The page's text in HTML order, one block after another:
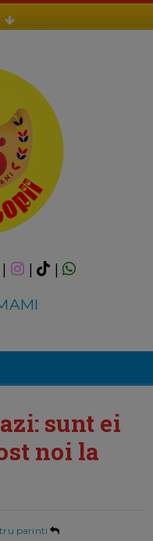
| |
|
sunt ei
noi la
parinti